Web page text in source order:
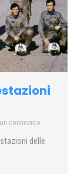
commento
delle